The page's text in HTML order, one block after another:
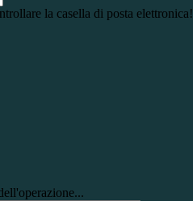
la casella di posta elettronica!